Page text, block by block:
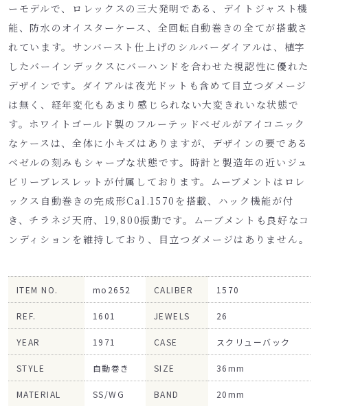
ーモデルで、ロレックスの三大発明である、デイトジャスト機
能、防水のオイスターケース、全回転自動巻きの全てが搭載さ
れています。サンバースト仕上げのシルバーダイアルは、植字
したバーインデックスにバーハンドを合わせた視認性に優れた
デザインです。ダイアルは夜光ドットも含めて目立つダメージ
は無く、経年変化もあまり感じられない大変きれいな状態で
す。ホワイトゴールド製のフルーテッドベゼルがアイコニック
なケースは、全体に小キズはありますが、デザインの要である
ベゼルの刻みもシャープな状態です。時計と製造年の近いジュ
ビリーブレスレットが付属しております。ムーブメントはロレ
ックス自動巻きの完成形Cal.1570を搭載、ハック機能が付
き、チラネジ天府、19,800振動です。ムーブメントも良好なコ
ンディションを維持しており、目立つダメージはありません。
ITEM NO. mo2652 CALIBER 1570
REF. 1601 JEWELS 26
YEAR 1971 CASE スクリューバック
STYLE 自動巻き SIZE 36mm
MATERIAL SS/WG BAND 20mm